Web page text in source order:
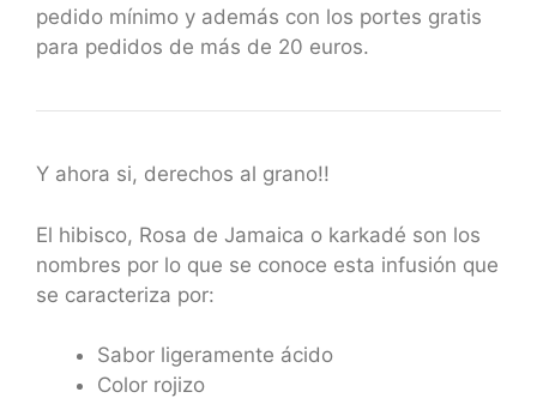
pedido mínimo y además con los portes gratis
para pedidos de más de 20 euros.
Y ahora si, derechos al grano!!
El hibisco, Rosa de Jamaica o karkadé son los
nombres por lo que se conoce esta infusión que
se caracteriza por:
Sabor ligeramente ácido
Color rojizo